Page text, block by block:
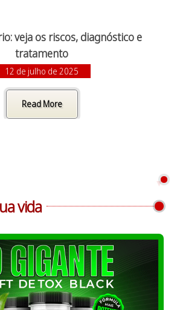
veja os riscos, diagnóstico e
tratamento
12 de julho de 2025
Read More
vida